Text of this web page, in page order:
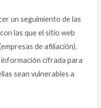
un seguimiento de las
las que el sitio web
de afiliación).
información cifrada para
sean vulnerables a